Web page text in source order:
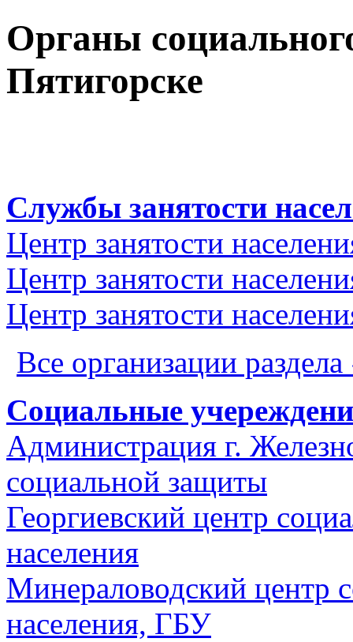
Органы
Пятигорске
Службы занятости
Центр занятости
Центр занятости
Центр занятости
Все организации
Социальные
Администрация г.
социальной защиты
Георгиевский центр
населения
Минераловодский центр
населения, ГБУ